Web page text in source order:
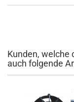
Kunden, welche
auch folgende